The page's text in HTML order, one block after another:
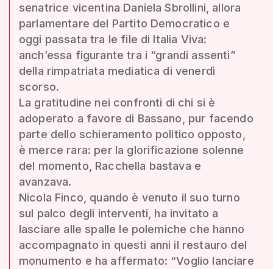
senatrice vicentina Daniela Sbrollini, allora
parlamentare del Partito Democratico e
oggi passata tra le file di Italia Viva:
anch’essa figurante tra i “grandi assenti”
della rimpatriata mediatica di venerdì
scorso.
La gratitudine nei confronti di chi si è
adoperato a favore di Bassano, pur facendo
parte dello schieramento politico opposto,
è merce rara: per la glorificazione solenne
del momento, Racchella bastava e
avanzava.
Nicola Finco, quando è venuto il suo turno
sul palco degli interventi, ha invitato a
lasciare alle spalle le polemiche che hanno
accompagnato in questi anni il restauro del
monumento e ha affermato: “Voglio lanciare